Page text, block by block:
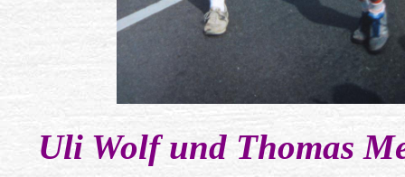
Uli Wolf und Thomas